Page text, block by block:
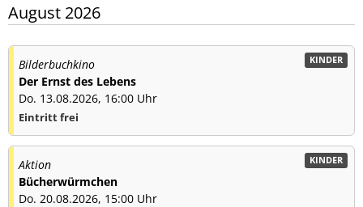
August 2026
KINDER
Bilderbuchkino
Der Ernst des Lebens
Do. 13.08.2026, 16:00 Uhr
Eintritt frei
KINDER
Aktion
Bücherwürmchen
Do. 20.08.2026, 15:00 Uhr